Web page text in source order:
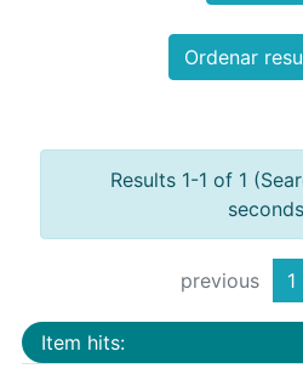
Ordenar
Results 1-1 of 1
previous 1
Item hits: